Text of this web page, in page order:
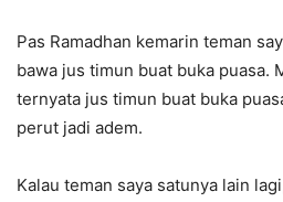
Pas Ramadhan kemarin teman
bawa jus timun buat buka puasa.
ternyata jus timun buat buka
perut jadi adem.
Kalau teman saya satunya lain